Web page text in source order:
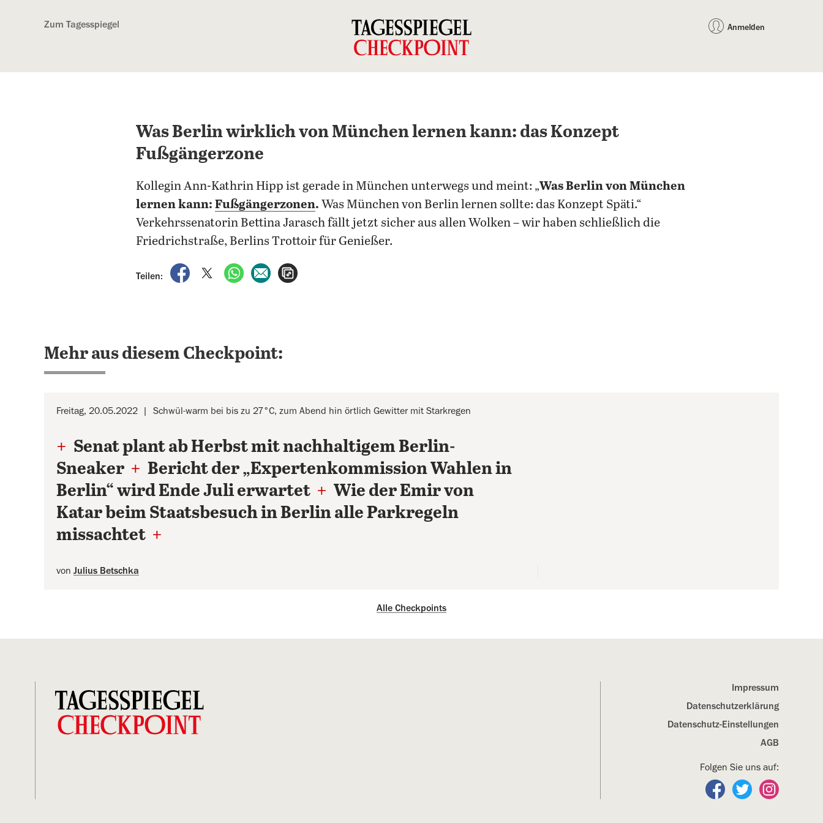
Zum Tagesspiegel Anmelden
Was Berlin wirklich von München lernen kann: das Konzept
Fußgängerzone
Kollegin Ann-Kathrin Hipp ist gerade in München unterwegs und meint: „Was Berlin von München
lernen kann: Fußgängerzonen. Was München von Berlin lernen sollte: das Konzept Späti.“
Verkehrssenatorin Bettina Jarasch fällt jetzt sicher aus allen Wolken – wir haben schließlich die
Friedrichstraße, Berlins Trottoir für Genießer.
Teilen:
auf Facebook teilen
auf X teilenper WhatsApp teilen
per E-Mail teilen
Mehr aus diesem Checkpoint:
Freitag, 20.05.2022 Schwül-warm bei bis zu 27°C, zum Abend hin örtlich Gewitter mit Starkregen
+ Senat plant ab Herbst mit nachhaltigem Berlin-
Sneaker + Bericht der „Expertenkommission Wahlen in
Berlin“ wird Ende Juli erwartet + Wie der Emir von
Katar beim Staatsbesuch in Berlin alle Parkregeln
missachtet +
von Julius Betschka
Alle Checkpoints
Impressum
Datenschutz­erklärung
Datenschutz-Einstellungen
AGB
Folgen Sie uns auf:
Folgen Sie uns auf
Folgen Sie uns